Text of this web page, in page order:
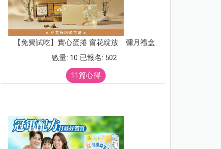
【免費試吃】實心蛋捲 窗花綻放｜彌月禮盒
數量: 10 已報名: 502
11篇心得